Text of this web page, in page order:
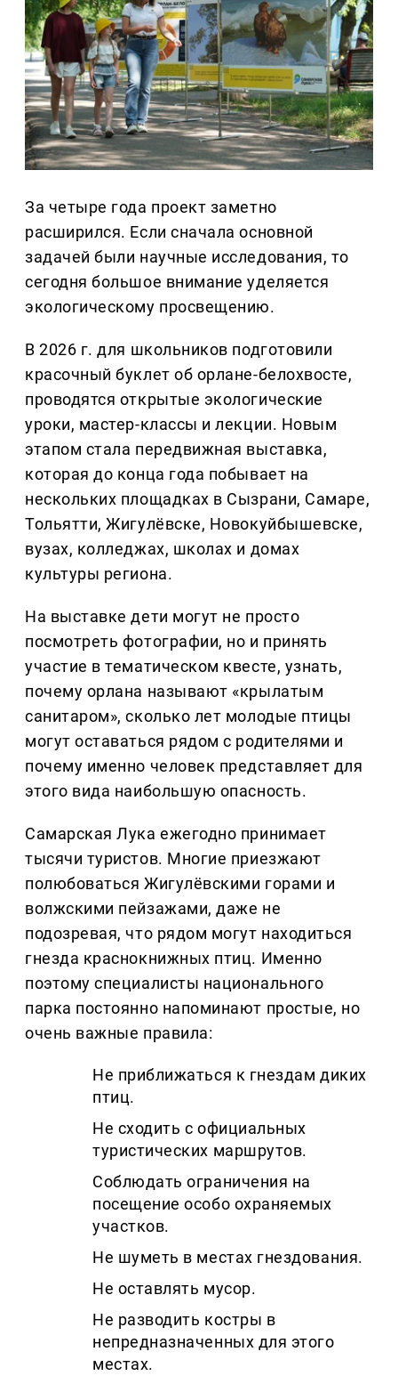
За четыре года проект заметно
расширился. Если сначала основной
задачей были научные исследования, то
сегодня большое внимание уделяется
экологическому просвещению.
В 2026 г. для школьников подготовили
красочный буклет об орлане-белохвосте,
проводятся открытые экологические
уроки, мастер-классы и лекции. Новым
этапом стала передвижная выставка,
которая до конца года побывает на
нескольких площадках в Сызрани, Самаре,
Тольятти, Жигулёвске, Новокуйбышевске,
вузах, колледжах, школах и домах
культуры региона.
На выставке дети могут не просто
посмотреть фотографии, но и принять
участие в тематическом квесте, узнать,
почему орлана называют «крылатым
санитаром», сколько лет молодые птицы
могут оставаться рядом с родителями и
почему именно человек представляет для
этого вида наибольшую опасность.
Самарская Лука ежегодно принимает
тысячи туристов. Многие приезжают
полюбоваться Жигулёвскими горами и
волжскими пейзажами, даже не
подозревая, что рядом могут находиться
гнезда краснокнижных птиц. Именно
поэтому специалисты национального
парка постоянно напоминают простые, но
очень важные правила:
Не приближаться к гнездам диких
птиц.
Не сходить с официальных
туристических маршрутов.
Соблюдать ограничения на
посещение особо охраняемых
участков.
Не шуметь в местах гнездования.
Не оставлять мусор.
Не разводить костры в
непредназначенных для этого
местах.